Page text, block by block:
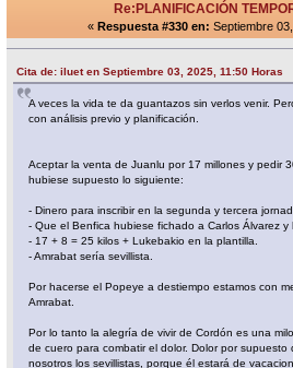
Re:PLANIFICACIÓN
« Respuesta #330 en: Septiembre
Cita de: iluet en Septiembre 03, 2025, 11:50 Horas
A veces la vida te da guantazos sin verlos venir.
con análisis previo y planificación.
Aceptar la venta de Juanlu por 17 millones y pedir
hubiese supuesto lo siguiente:
- Dinero para inscribir en la segunda y tercera
- Que el Benfica hubiese fichado a Carlos Álvarez y
- 17 + 8 = 25 kilos + Lukebakio en la plantilla.
- Amrabat sería sevillista.
Por hacerse el Popeye a destiempo estamos con
Amrabat.
Por lo tanto la alegría de vivir de Cordón es una
de cuero para combatir el dolor. Dolor por
nosotros los sevillistas, porque él estará de